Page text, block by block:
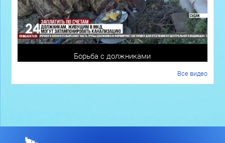
Борьба с должниками
Все видео